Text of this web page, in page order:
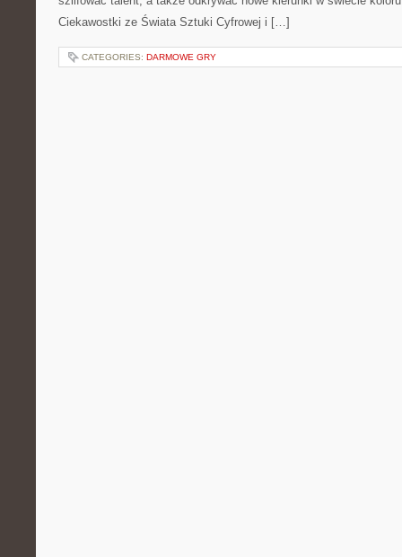
Ciekawostki ze Świata Sztuki Cyfrowej i […]
CATEGORIES: DARMOWE GRY